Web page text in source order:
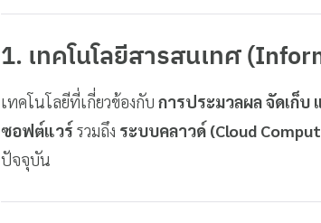
1. เทคโนโลยีสารสนเทศ
เทคโนโลยีที่เกี่ยวข้องกับ การประมวลผล จัดเก็บ
ซอฟต์แวร์ รวมถึง ระบบคลาวด์ (Cloud
ปัจจุบัน